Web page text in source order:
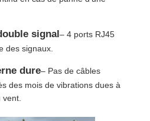
LED
signal– 4 ports RJ45
des signaux.
dure– Pas de câbles
des mois de vibrations dues à